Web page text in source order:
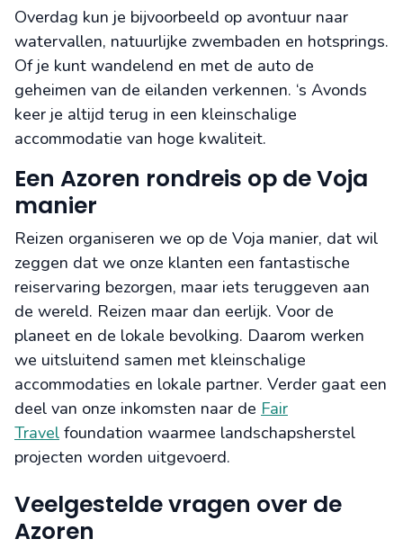
Overdag kun je bijvoorbeeld op avontuur naar
watervallen, natuurlijke zwembaden en hotsprings.
Of je kunt wandelend en met de auto de
geheimen van de eilanden verkennen. ‘s Avonds
keer je altijd terug in een kleinschalige
accommodatie van hoge kwaliteit.
Een Azoren rondreis op de Voja
manier
Reizen organiseren we op de Voja manier, dat wil
zeggen dat we onze klanten een fantastische
reiservaring bezorgen, maar iets teruggeven aan
de wereld. Reizen maar dan eerlijk. Voor de
planeet en de lokale bevolking. Daarom werken
we uitsluitend samen met kleinschalige
accommodaties en lokale partner. Verder gaat een
deel van onze inkomsten naar de Fair
Travel foundation waarmee landschapsherstel
projecten worden uitgevoerd.
Veelgestelde vragen over de
Azoren